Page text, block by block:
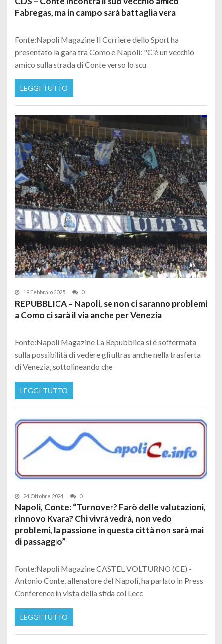
Fabregas, ma in campo sarà battaglia vera
Fonte:Napoli Magazine Il Corriere dello Sport ha
presentato la gara tra Como e Napoli: "C'è un vecchio
amico sulla strada di Conte verso lo scu
LEGGI TUTTO
19 Febbraio 2025 0
REPUBBLICA – Napoli, se non ci saranno problemi
a Como ci sarà il via anche per Venezia
Fonte:Napoli Magazine La Repubblica si è soffermata
sulla possibilità di vedere gli ultras anche nella trasferta
di Venezia, sottolineando che
LEGGI TUTTO
24 Ottobre 2024 0
Napoli, Conte: “Turnover? Farò delle valutazioni,
rinnovo Kvara? Chi vivrà vedrà, non vedo
problemi, la passione in questa città non sarà mai
di passaggio”
Fonte:Napoli Magazine CASTEL VOLTURNO (CE) -
Antonio Conte, allenatore del Napoli, ha parlato in Press
Conference in vista della sfida col Lecc
LEGGI TUTTO